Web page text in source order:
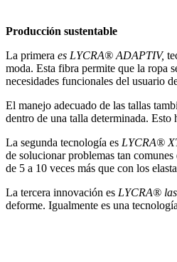
Producción sustentable
La primera es LYCRA® ADAPTIV,
moda. Esta fibra permite que la ropa
necesidades funcionales del usuario
El manejo adecuado de las tallas
dentro de una talla determinada.
La segunda tecnología es LYCRA®
de solucionar problemas tan
de 5 a 10 veces más que con los
La tercera innovación es LYCRA®
deforme. Igualmente es una